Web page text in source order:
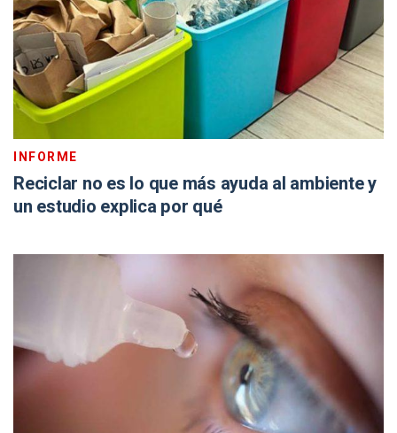
INFORME
Reciclar no es lo que más ayuda al ambiente y
un estudio explica por qué